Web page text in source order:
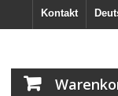
Kontakt